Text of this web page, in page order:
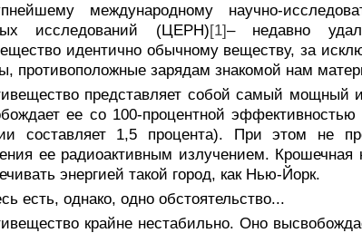
международному научно-
исследований (ЦЕРН)[1]– недавно
идентично обычному веществу, за
противоположные зарядам знакомой нам
представляет собой самый мощный
ее со 100-процентной
составляет 1,5 процента). При этом не
ее радиоактивным излучением.
энергией такой город, как Нью-Йорк.
есть, однако, одно обстоятельство...
крайне нестабильно. Оно